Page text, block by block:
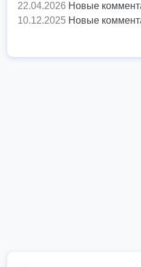
22.04.2026 Новые
10.12.2025 Новые